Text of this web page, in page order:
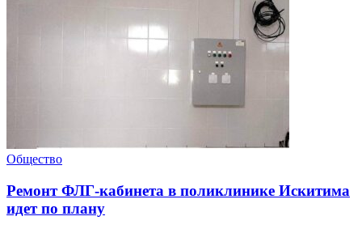
Общество
Ремонт ФЛГ-кабинета в поликлинике Искитима
идет по плану